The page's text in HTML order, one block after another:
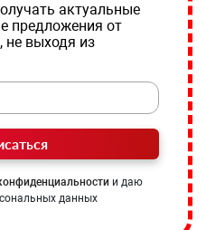
актуальные
предложения от
не выходя из
и даю
данных